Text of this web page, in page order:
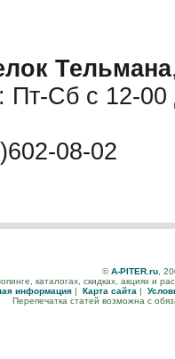
Тельмана
Пт-Сб с 12-
08-02
©A-PITER.ru,
каталогах, скидках, акциях и
информация | Карта сайта |
Перепечатка статей возможна с